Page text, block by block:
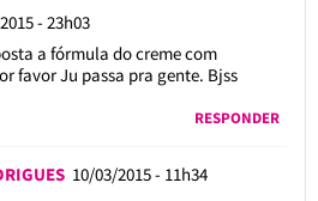
- 23h03
a fórmula do creme com
favor Ju passa pra gente. Bjss
RESPONDER
10/03/2015 - 11h34